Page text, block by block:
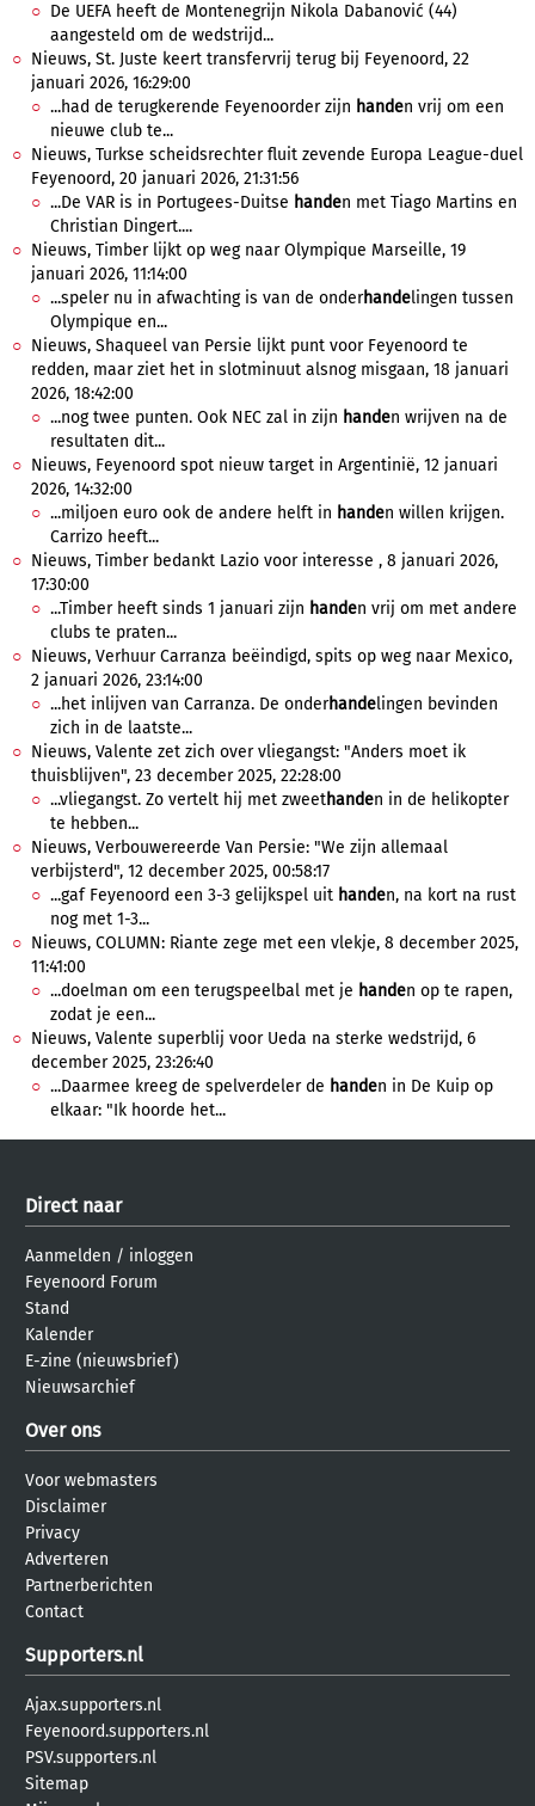
De UEFA heeft de Montenegrijn Nikola Dabanović (44)
aangesteld om de wedstrijd...
Nieuws, St. Juste keert transfervrij terug bij Feyenoord, 22
januari 2026, 16:29:00
...had de terugkerende Feyenoorder zijn handen vrij om een
nieuwe club te...
Nieuws, Turkse scheidsrechter fluit zevende Europa League-duel
Feyenoord, 20 januari 2026, 21:31:56
...De VAR is in Portugees-Duitse handen met Tiago Martins en
Christian Dingert....
Nieuws, Timber lijkt op weg naar Olympique Marseille, 19
januari 2026, 11:14:00
...speler nu in afwachting is van de onderhandelingen tussen
Olympique en...
Nieuws, Shaqueel van Persie lijkt punt voor Feyenoord te
redden, maar ziet het in slotminuut alsnog misgaan, 18 januari
2026, 18:42:00
...nog twee punten. Ook NEC zal in zijn handen wrijven na de
resultaten dit...
Nieuws, Feyenoord spot nieuw target in Argentinië, 12 januari
2026, 14:32:00
...miljoen euro ook de andere helft in handen willen krijgen.
Carrizo heeft...
Nieuws, Timber bedankt Lazio voor interesse , 8 januari 2026,
17:30:00
...Timber heeft sinds 1 januari zijn handen vrij om met andere
clubs te praten...
Nieuws, Verhuur Carranza beëindigd, spits op weg naar Mexico,
2 januari 2026, 23:14:00
...het inlijven van Carranza. De onderhandelingen bevinden
zich in de laatste...
Nieuws, Valente zet zich over vliegangst: "Anders moet ik
thuisblijven", 23 december 2025, 22:28:00
...vliegangst. Zo vertelt hij met zweethanden in de helikopter
te hebben...
Nieuws, Verbouwereerde Van Persie: "We zijn allemaal
verbijsterd", 12 december 2025, 00:58:17
...gaf Feyenoord een 3-3 gelijkspel uit handen, na kort na rust
nog met 1-3...
Nieuws, COLUMN: Riante zege met een vlekje, 8 december 2025,
11:41:00
...doelman om een terugspeelbal met je handen op te rapen,
zodat je een...
Nieuws, Valente superblij voor Ueda na sterke wedstrijd, 6
december 2025, 23:26:40
...Daarmee kreeg de spelverdeler de handen in De Kuip op
elkaar: "Ik hoorde het...
Direct naar
Aanmelden / inloggen
Feyenoord Forum
Stand
Kalender
E-zine (nieuwsbrief)
Nieuwsarchief
Over ons
Voor webmasters
Disclaimer
Privacy
Adverteren
Partnerberichten
Contact
Supporters.nl
Ajax.supporters.nl
Feyenoord.supporters.nl
PSV.supporters.nl
Sitemap